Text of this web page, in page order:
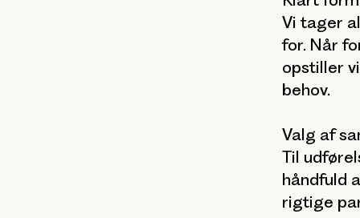
Vi tager
for. Når
opstiller
behov.
Valg af
Til
håndfuld
rigtige